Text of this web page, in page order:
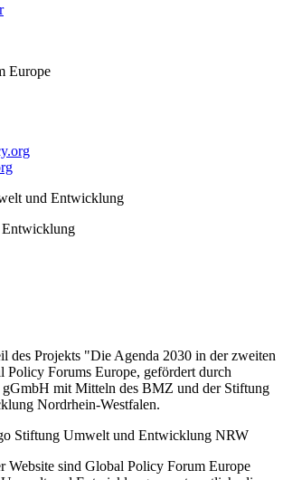
Europe
des Projekts "Die Agenda 2030 in der zweiten
Policy Forums Europe, gefördert durch
gGmbH mit Mitteln des BMZ und der Stiftung
Nordrhein-Westfalen.
Website sind Global Policy Forum Europe